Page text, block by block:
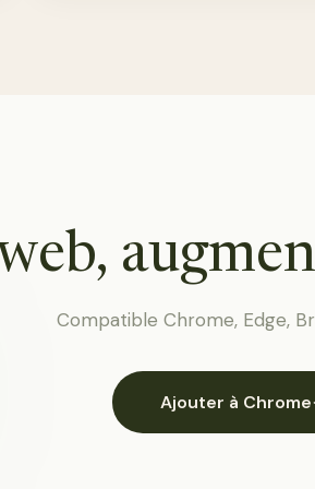
Compatible Chrome, Edge,
Ajouter à Chrome